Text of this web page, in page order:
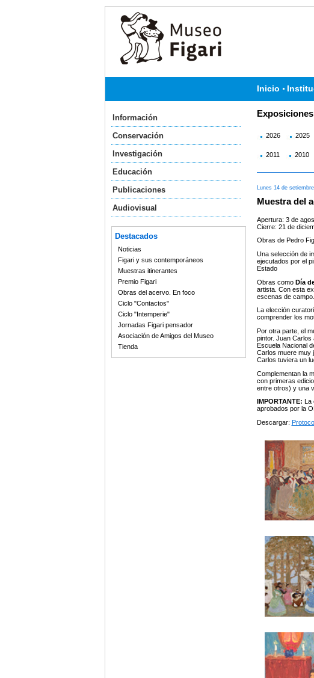
Inicio
Información
Conservación
Investigación
Educación
Publicaciones
Audiovisual
Destacados
Noticias
Figari y sus contemporáneos
Muestras itinerantes
Premio Figari
Obras del acervo. En foco
Ciclo "Contactos"
Ciclo "Intemperie"
Jornadas Figari pensador
Asociación de Amigos del Museo
Tienda
Exposiciones
2026 2025
2011 2010
Lunes 14 de
Muestra del
Apertura: 3 de
Cierre: 21 de
Obras de Pedro
Una selección de
ejecutados por el
Estado
Obras como Día
artista. Con esta
escenas de campo.
La elección
comprender los
Por otra parte, el
pintor. Juan Carlos
Escuela Nacional
Carlos muere muy
Carlos tuviera un
Complementan la
con primeras
entre otros) y una
IMPORTANTE:
aprobados por la
Descargar: